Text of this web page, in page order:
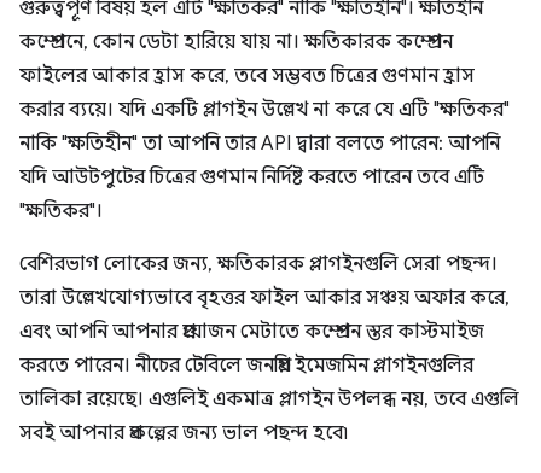
গুরুত্বপূর্ণ বিষয় হল এটি "ক্ষতিকর" নাকি "ক্ষতিহীন"। ক্ষতিহীন
কম্প্রেশনে, কোন ডেটা হারিয়ে যায় না। ক্ষতিকারক কম্প্রেশন
ফাইলের আকার হ্রাস করে, তবে সম্ভবত চিত্রের গুণমান হ্রাস
করার ব্যয়ে। যদি একটি প্লাগইন উল্লেখ না করে যে এটি "ক্ষতিকর"
নাকি "ক্ষতিহীন" তা আপনি তার API দ্বারা বলতে পারেন: আপনি
যদি আউটপুটের চিত্রের গুণমান নির্দিষ্ট করতে পারেন তবে এটি
"ক্ষতিকর"।
বেশিরভাগ লোকের জন্য, ক্ষতিকারক প্লাগইনগুলি সেরা পছন্দ।
তারা উল্লেখযোগ্যভাবে বৃহত্তর ফাইল আকার সঞ্চয় অফার করে,
এবং আপনি আপনার প্রয়োজন মেটাতে কম্প্রেশন স্তর কাস্টমাইজ
করতে পারেন। নীচের টেবিলে জনপ্রিয় ইমেজমিন প্লাগইনগুলির
তালিকা রয়েছে। এগুলিই একমাত্র প্লাগইন উপলব্ধ নয়, তবে এগুলি
সবই আপনার প্রকল্পের জন্য ভাল পছন্দ হবে৷